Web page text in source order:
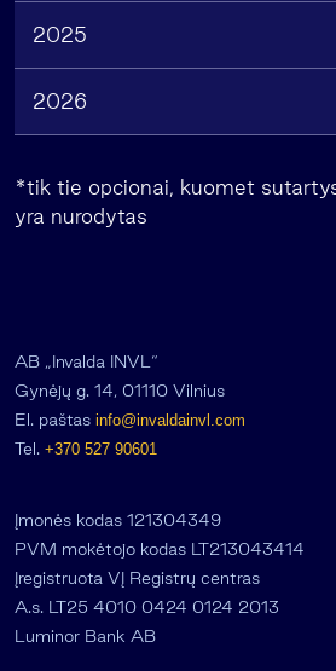
2025
2026
*tik tie opcionai, kuomet
yra nurodytas
AB „Invalda INVL“
Gynėjų g. 14, 01110 Vilnius
El. paštas info@invaldainvl.com
Tel. +370 527 90601
Įmonės kodas 121304349
PVM mokėtojo kodas LT213043414
Įregistruota VĮ Registrų centras
A.s. LT25 4010 0424 0124 2013
Luminor Bank AB